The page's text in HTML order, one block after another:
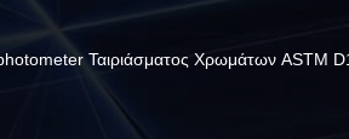
Ταιριάσματος Χρωμάτων ASTM